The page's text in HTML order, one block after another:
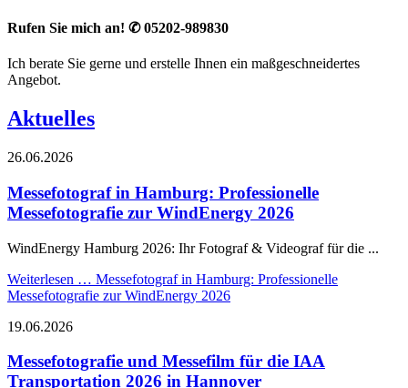
Rufen Sie mich an! ✆ 05202-989830
Ich berate Sie gerne und erstelle Ihnen ein maßgeschneidertes
Angebot.
Aktuelles
26.06.2026
Messefotograf in Hamburg: Professionelle
Messefotografie zur WindEnergy 2026
WindEnergy Hamburg 2026: Ihr Fotograf & Videograf für die ...
Weiterlesen … Messefotograf in Hamburg: Professionelle
Messefotografie zur WindEnergy 2026
19.06.2026
Messefotografie und Messefilm für die IAA
Transportation 2026 in Hannover